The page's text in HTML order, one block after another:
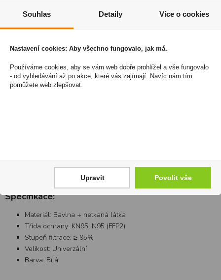
Světovou zdravotnickou organizací (WHO) jako minimálním
Specifikace:
Materiál: Bavlna + netkaná látka
Třída ochrany: KN95, N95 (FFP2)
Stupeň filtrace: ≥ 95%
Velikost: Univerzální
Barva: Bílá
Souhlas Detaily Více o cookies
Nastavení cookies: Aby všechno fungovalo, jak má.
Používáme cookies, aby se vám web dobře prohlížel a vše fungovalo
- od vyhledávání až po akce, které vás zajímají. Navíc nám tím
pomůžete web zlepšovat.
Upravit Povolit vše